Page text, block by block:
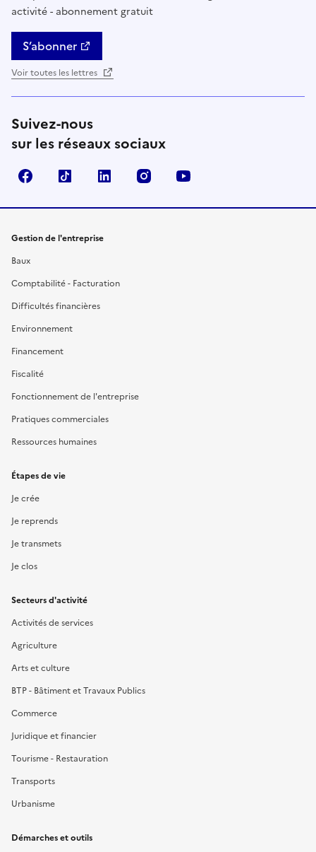
activité - abonnement gratuit
S’abonner
Voir toutes les lettres
Suivez-nous
sur les réseaux sociaux
FacebookTikTok Linkedin Instagram
Gestion de l'entreprise
Baux
Comptabilité - Facturation
Difficultés financières
Environnement
Financement
Fiscalité
Fonctionnement de l'entreprise
Pratiques commerciales
Ressources humaines
Étapes de vie
Je crée
Je reprends
Je transmets
Je clos
Secteurs d'activité
Activités de services
Agriculture
Arts et culture
BTP - Bâtiment et Travaux Publics
Commerce
Juridique et financier
Tourisme - Restauration
Transports
Urbanisme
Démarches et outils